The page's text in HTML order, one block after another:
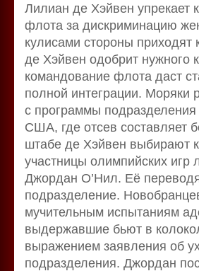
Лилиан де Хэйвен упрекает
флота за дискриминацию
кулисами стороны приходят
де Хэйвен одобрит нужного
командование флота даст
полной интеграции. Моряки
с программы
США, где отсев составляет
штабе де Хэйвен выбирают
участницы олимпийских игр
Джордан О’Нил. Её
подразделение.
мучительным испытаниям
выдержавшие бьют в
выражением заявления об
подразделения. Джордан